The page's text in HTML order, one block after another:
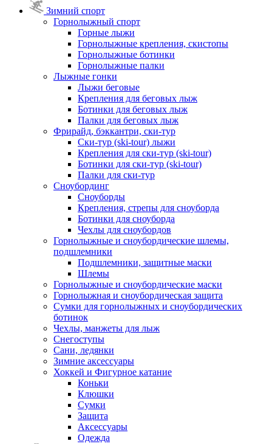
Зимний спорт
Горнолыжный спорт
Горные лыжи
Горнолыжные крепления, скистопы
Горнолыжные ботинки
Горнолыжные палки
Лыжные гонки
Лыжи беговые
Крепления для беговых лыж
Ботинки для беговых лыж
Палки для беговых лыж
Фрирайд, бэккантри, ски-тур
Ски-тур (ski-tour) лыжи
Крепления для ски-тур (ski-tour)
Ботинки для ски-тур (ski-tour)
Палки для ски-тур
Сноубординг
Сноуборды
Крепления, стрепы для сноуборда
Ботинки для сноуборда
Чехлы для сноубордов
Горнолыжные и сноубордические шлемы,
подшлемники
Подшлемники, защитные маски
Шлемы
Горнолыжные и сноубордические маски
Горнолыжная и сноубордическая защита
Сумки для горнолыжных и сноубордических
ботинок
Чехлы, манжеты для лыж
Снегоступы
Сани, ледянки
Зимние аксессуары
Хоккей и Фигурное катание
Коньки
Клюшки
Сумки
Защита
Аксессуары
Одежда